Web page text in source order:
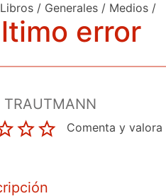
Libros / Generales / Medios /
error
TRAUTMANN
Comenta y